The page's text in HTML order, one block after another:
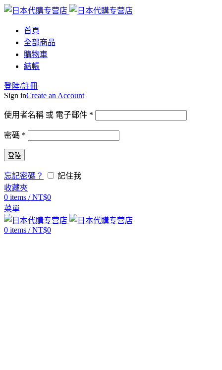
首頁
全部商品
購物車
結帳
登陸/註冊
Sign inCreate an Account
使用者名稱 或 電子郵件 *
密碼 *
登陸
忘記密碼？
記住我
收藏夾
0 items / NT$0
菜單
0 items / NT$0